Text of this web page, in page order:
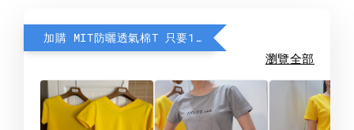
加購 MIT防曬透氣棉T 只要190元
瀏覽全部